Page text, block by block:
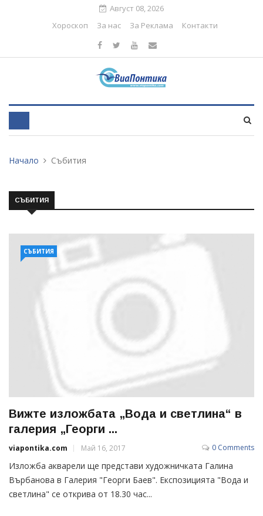
Август 08, 2026
Хороскоп
За нас За Реклама Контакти
Начало Събития
СЪБИТИЯ
СЪБИТИЯ
Вижте изложбата „Вода и светлина“ в
галерия „Георги ...
viapontika.com Май 16, 2017 0 Comments
Изложба акварели ще представи художничката Галина
Върбанова в Галерия "Георги Баев". Експозицията "Вода и
светлина" се открива от 18.30 час...